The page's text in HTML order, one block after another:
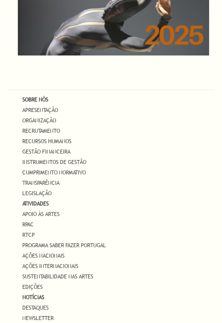
SOBRE NÓS
APRESENTAÇÃO
ORGANIZAÇÃO
RECRUTAMENTO
RECURSOS HUMANOS
GESTÃO FINANCEIRA
INSTRUMENTOS DE GESTÃO
CUMPRIMENTO NORMATIVO
TRANSPARÊNCIA
LEGISLAÇÃO
ATIVIDADES
APOIO ÀS ARTES
RPAC
RTCP
PROGRAMA SABER FAZER PORTUGAL
AÇÕES NACIONAIS
AÇÕES INTERNACIONAIS
SUSTENTABILIDADE NAS ARTES
EDIÇÕES
NOTÍCIAS
DESTAQUES
NEWSLETTER